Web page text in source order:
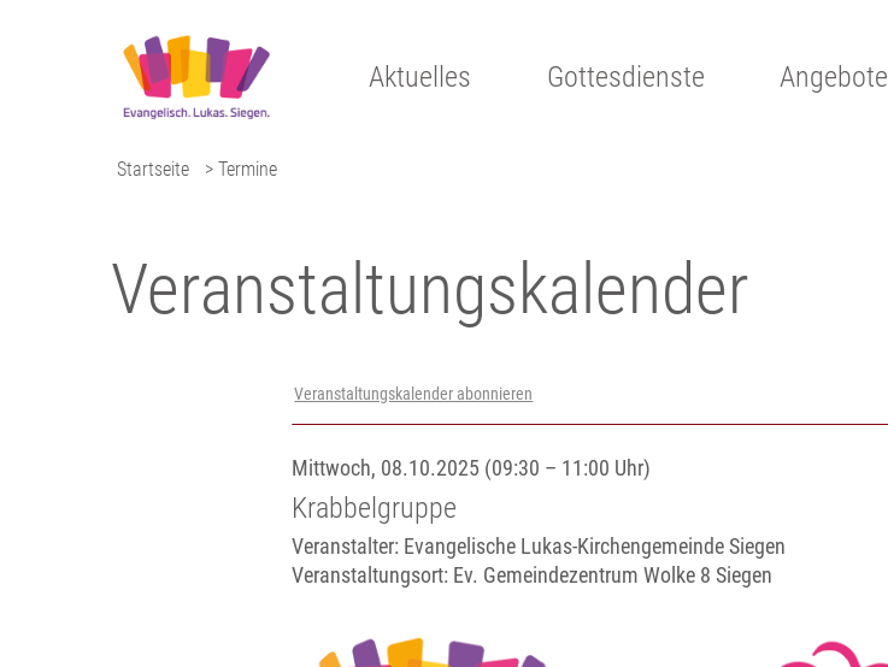
Aktuelles Gottesdienste Angebote
Startseite > Termine
Veranstaltungs­kalender
Veranstaltungskalender abonnieren
Mittwoch, 08.10.2025 (09:30 – 11:00 Uhr)
Krabbelgruppe
Veranstalter: Evangelische Lukas-Kirchengemeinde Siegen
Veranstaltungsort: Ev. Gemeindezentrum Wolke 8 Siegen